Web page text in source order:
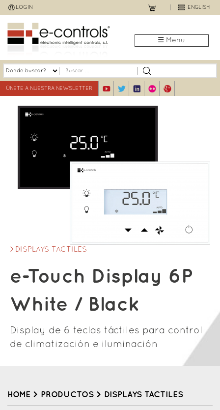
Jump
to
navigation
LOGIN ENGLISH
☰ Menu
ÚNETE A NUESTRA NEWSLETTER
DISPLAYS TACTILES
e-Touch Display 6P
White / Black
Display de 6 teclas táctiles para control
de climatización e iluminación
HOME > PRODUCTOS > DISPLAYS TACTILES